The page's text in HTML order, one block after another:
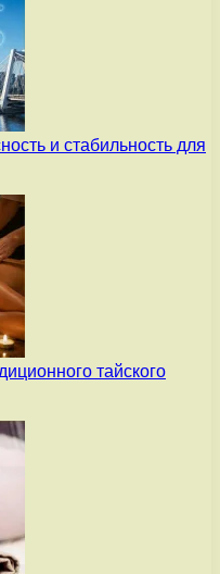
и стабильность для
тайского